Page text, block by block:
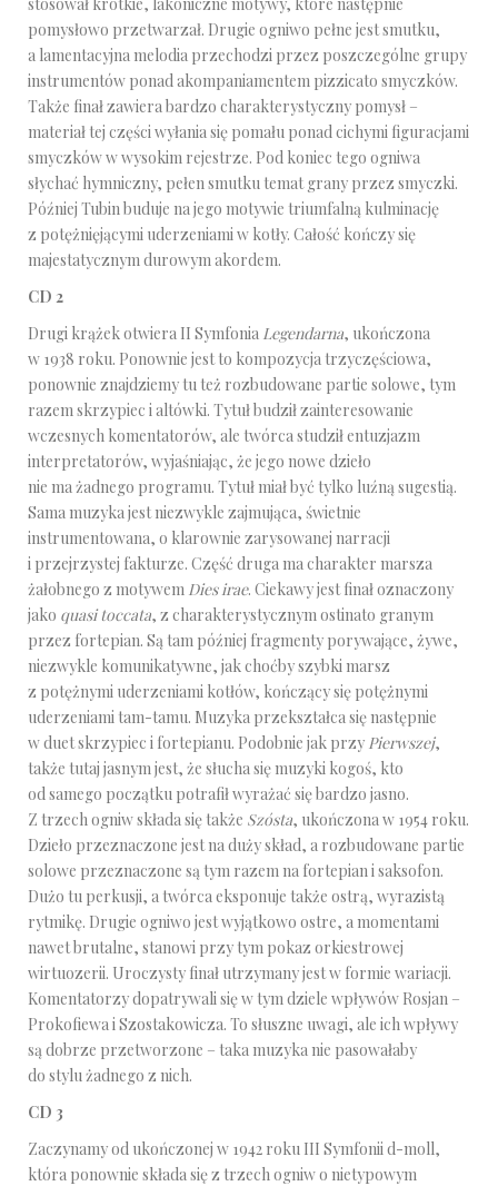
pomysłowo przetwarzał. Drugie ogniwo pełne jest smutku,
a lamentacyjna melodia przechodzi przez poszczególne grupy
instrumentów ponad akompaniamentem pizzicato smyczków.
Także finał zawiera bardzo charakterystyczny pomysł –
materiał tej części wyłania się pomału ponad cichymi figuracjami
smyczków w wysokim rejestrze. Pod koniec tego ogniwa
słychać hymniczny, pełen smutku temat grany przez smyczki.
Później Tubin buduje na jego motywie triumfalną kulminację
z potężnięjącymi uderzeniami w kotły. Całość kończy się
majestatycznym durowym akordem.
CD 2
Drugi krążek otwiera II Symfonia Legendarna, ukończona
w 1938 roku. Ponownie jest to kompozycja trzyczęściowa,
ponownie znajdziemy tu też rozbudowane partie solowe, tym
razem skrzypiec i altówki. Tytuł budził zainteresowanie
wczesnych komentatorów, ale twórca studził entuzjazm
interpretatorów, wyjaśniając, że jego nowe dzieło
nie ma żadnego programu. Tytuł miał być tylko luźną sugestią.
Sama muzyka jest niezwykle zajmująca, świetnie
instrumentowana, o klarownie zarysowanej narracji
i przejrzystej fakturze. Część druga ma charakter marsza
żałobnego z motywem Dies irae. Ciekawy jest finał oznaczony
jako quasi toccata, z charakterystycznym ostinato granym
przez fortepian. Są tam później fragmenty porywające, żywe,
niezwykle komunikatywne, jak choćby szybki marsz
z potężnymi uderzeniami kotłów, kończący się potężnymi
uderzeniami tam-tamu. Muzyka przekształca się następnie
w duet skrzypiec i fortepianu. Podobnie jak przy Pierwszej,
także tutaj jasnym jest, że słucha się muzyki kogoś, kto
od samego początku potrafił wyrażać się bardzo jasno.
Z trzech ogniw składa się także Szósta, ukończona w 1954 roku.
Dzieło przeznaczone jest na duży skład, a rozbudowane partie
solowe przeznaczone są tym razem na fortepian i saksofon.
Dużo tu perkusji, a twórca eksponuje także ostrą, wyrazistą
rytmikę. Drugie ogniwo jest wyjątkowo ostre, a momentami
nawet brutalne, stanowi przy tym pokaz orkiestrowej
wirtuozerii. Uroczysty finał utrzymany jest w formie wariacji.
Komentatorzy dopatrywali się w tym dziele wpływów Rosjan –
Prokofiewa i Szostakowicza. To słuszne uwagi, ale ich wpływy
są dobrze przetworzone – taka muzyka nie pasowałaby
do stylu żadnego z nich.
CD 3
Zaczynamy od ukończonej w 1942 roku III Symfonii d-moll,
która ponownie składa się z trzech ogniw o nietypowym